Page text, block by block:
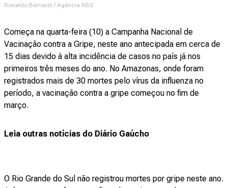
Ronaldo Bernardi / Agencia RBS
Começa na quarta-feira (10) a Campanha Nacional de
Vacinação contra a Gripe, neste ano antecipada em cerca de
15 dias devido à alta incidência de casos no país já nos
primeiros três meses do ano. No Amazonas, onde foram
registrados mais de 30 mortes pelo vírus da influenza no
período, a vacinação contra a gripe começou no fim de
março.
Leia outras notícias do Diário Gaúcho
O Rio Grande do Sul não registrou mortes por gripe neste ano.